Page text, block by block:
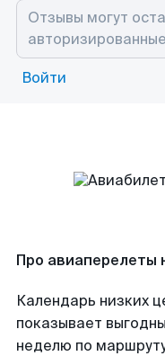
Войти
Про авиаперелеты
Календарь низких
показывает
неделю по